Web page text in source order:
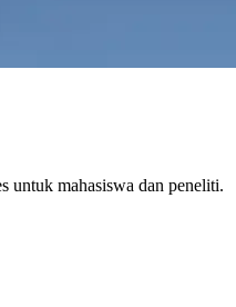
untuk mahasiswa dan peneliti.